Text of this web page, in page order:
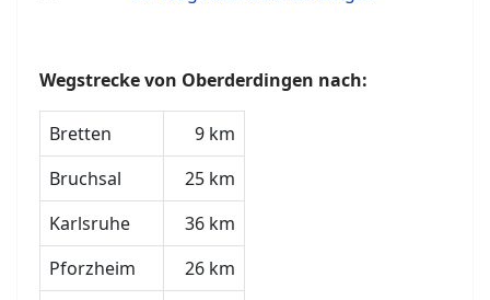
Wegstrecke von Oberderdingen nach:
Bretten
9 km
Bruchsal
25 km
Karlsruhe
36 km
Pforzheim
26 km